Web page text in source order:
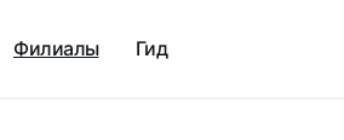
Филиалы Гид